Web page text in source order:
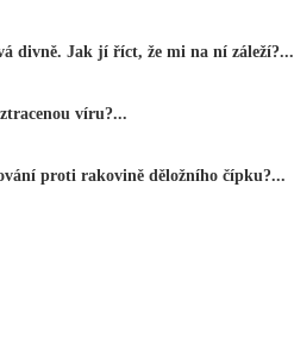
divně. Jak jí říct, že mi na ní záleží?...
víru?...
proti rakovině děložního čípku?...